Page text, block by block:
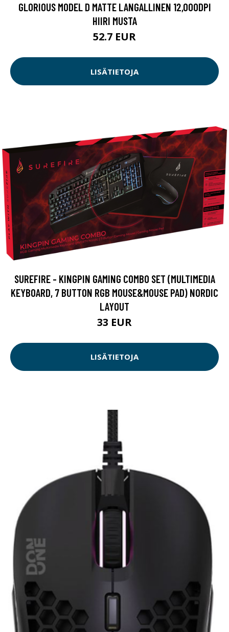
GLORIOUS MODEL D MATTE LANGALLINEN 12,000DPI
HIIRI MUSTA
52.7 EUR
LISÄTIETOJA
SUREFIRE - KINGPIN GAMING COMBO SET (MULTIMEDIA
KEYBOARD, 7 BUTTON RGB MOUSE&MOUSE PAD) NORDIC
LAYOUT
33 EUR
LISÄTIETOJA